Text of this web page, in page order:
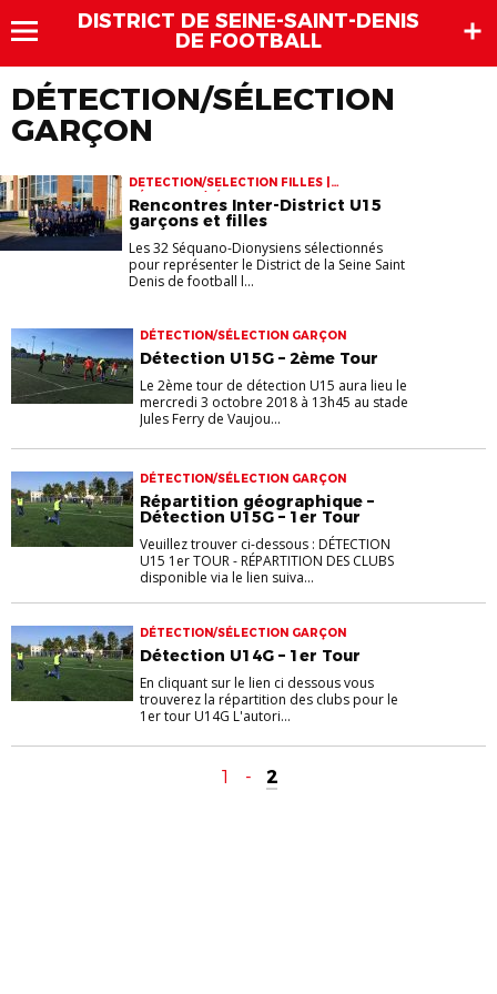
DISTRICT DE SEINE-SAINT-DENIS
DE FOOTBALL
DÉTECTION/SÉLECTION
GARÇON
DETECTION/SELECTION FILLES |
DÉTECTION/SÉLECTION GARÇON
Rencontres Inter-District U15
garçons et filles
Les 32 Séquano-Dionysiens sélectionnés
pour représenter le District de la Seine Saint
Denis de football l...
DÉTECTION/SÉLECTION GARÇON
Détection U15G – 2ème Tour
Le 2ème tour de détection U15 aura lieu le
mercredi 3 octobre 2018 à 13h45 au stade
Jules Ferry de Vaujou...
DÉTECTION/SÉLECTION GARÇON
Répartition géographique –
Détection U15G – 1er Tour
Veuillez trouver ci-dessous : DÉTECTION
U15 1er TOUR - RÉPARTITION DES CLUBS
disponible via le lien suiva...
DÉTECTION/SÉLECTION GARÇON
Détection U14G – 1er Tour
En cliquant sur le lien ci dessous vous
trouverez la répartition des clubs pour le
1er tour U14G L'autori...
1 - 2